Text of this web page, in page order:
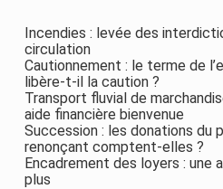
Incendies : levée des
circulation
Cautionnement : le terme de
libère-t-il la caution ?
Transport fluvial de
aide financière bienvenue
Succession : les donations du
renonçant comptent-elles ?
Encadrement des loyers : une
plus